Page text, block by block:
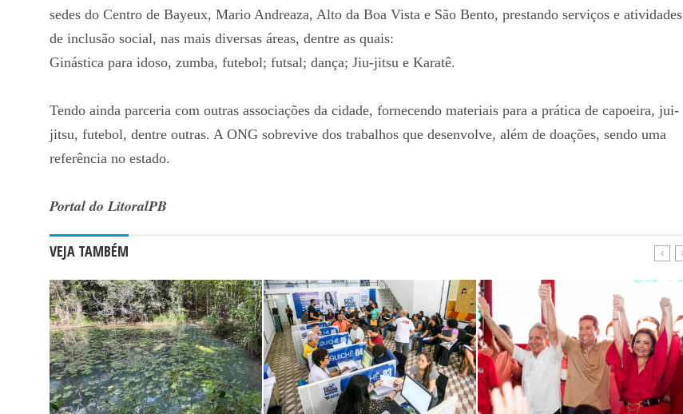
sedes do Centro de Bayeux, Mario Andreaza, Alto da Boa Vista e São Bento, prestando serviços e atividades
de inclusão social, nas mais diversas áreas, dentre as quais:
Ginástica para idoso, zumba, futebol; futsal; dança; Jiu-jitsu e Karatê.
Tendo ainda parceria com outras associações da cidade, fornecendo materiais para a prática de capoeira, jui-
jitsu, futebol, dentre outras. A ONG sobrevive dos trabalhos que desenvolve, além de doações, sendo uma
referência no estado.
Portal do LitoralPB
VEJA TAMBÉM